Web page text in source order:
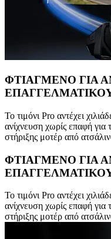
ΦΤΙΑΓΜΕΝΟ ΓΙΑ
Το τιμόνι Pro αντέχει
ανίχνευση χωρίς επαφή για
στήριξης μοτέρ από
ΦΤΙΑΓΜΕΝΟ ΓΙΑ
Το τιμόνι Pro αντέχει
ανίχνευση χωρίς επαφή για
στήριξης μοτέρ από